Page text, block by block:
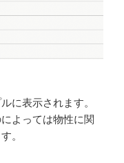
に表示されます。
よっては物性に関
。